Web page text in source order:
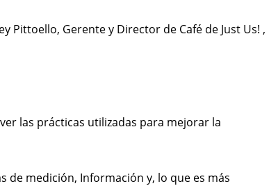
Pittoello, Gerente y Director de Café de Just Us! ,
las prácticas utilizadas para mejorar la
de medición, Información y, lo que es más